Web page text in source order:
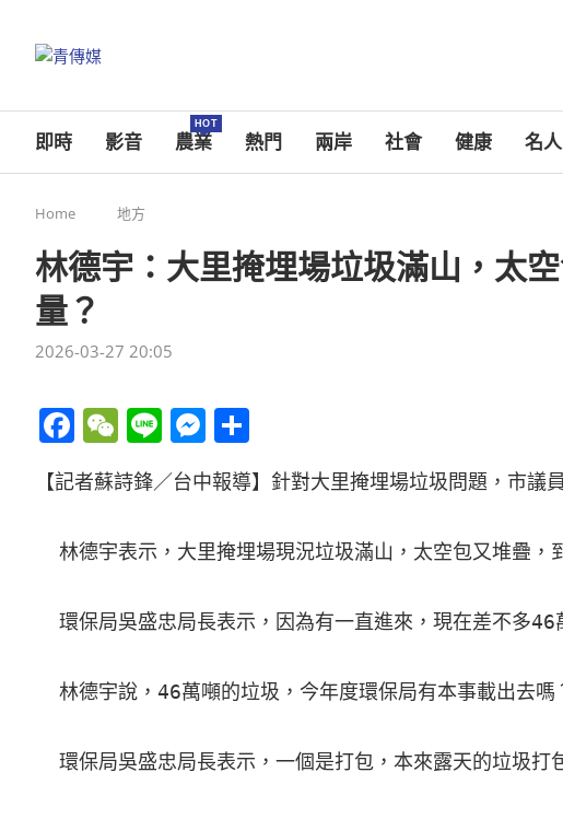
即時 影音 農業
HOT
熱門 兩岸 社會 健康 名人
Home 地方
林德宇：大里掩埋場垃圾滿山，太
量？
2026-03-27 20:05
Facebook
WeChat
LineMessenger
享
【記者蘇詩鋒／台中報導】針對大里掩埋場垃圾問題，市
林德宇表示，大里掩埋場現況垃圾滿山，太空包又堆疊
環保局吳盛忠局長表示，因為有一直進來，現在差不多46
林德宇說，46萬噸的垃圾，今年度環保局有本事載出去
環保局吳盛忠局長表示，一個是打包，本來露天的垃圾